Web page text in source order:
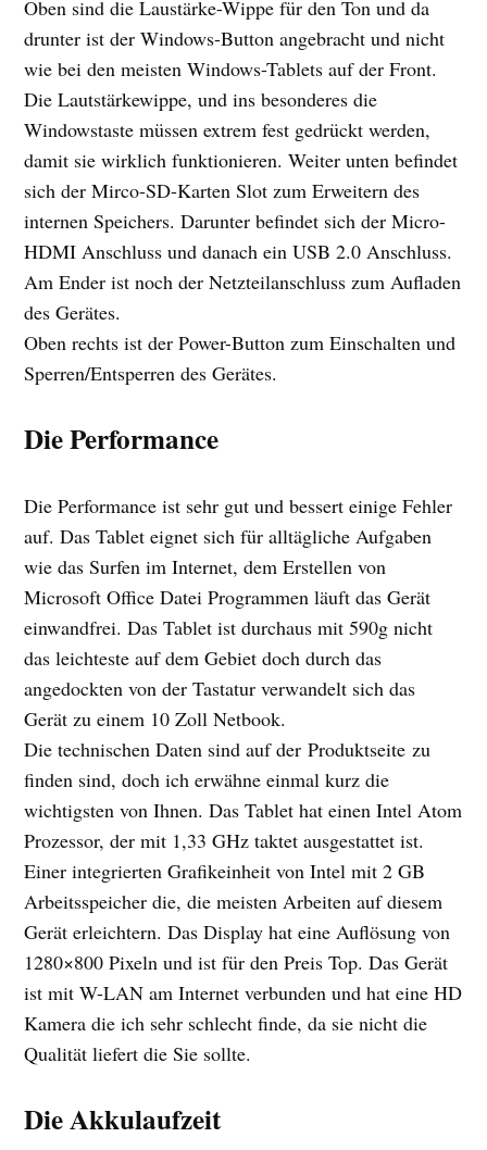
Oben sind die Laustärke-Wippe für den Ton und da
drunter ist der Windows-Button angebracht und nicht
wie bei den meisten Windows-Tablets auf der Front.
Die Lautstärkewippe, und ins besonderes die
Windowstaste müssen extrem fest gedrückt werden,
damit sie wirklich funktionieren. Weiter unten befindet
sich der Mirco-SD-Karten Slot zum Erweitern des
internen Speichers. Darunter befindet sich der Micro-
HDMI Anschluss und danach ein USB 2.0 Anschluss.
Am Ender ist noch der Netzteilanschluss zum Aufladen
des Gerätes.
Oben rechts ist der Power-Button zum Einschalten und
Sperren/Entsperren des Gerätes.
Die Performance
Die Performance ist sehr gut und bessert einige Fehler
auf. Das Tablet eignet sich für alltägliche Aufgaben
wie das Surfen im Internet, dem Erstellen von
Microsoft Office Datei Programmen läuft das Gerät
einwandfrei. Das Tablet ist durchaus mit 590g nicht
das leichteste auf dem Gebiet doch durch das
angedockten von der Tastatur verwandelt sich das
Gerät zu einem 10 Zoll Netbook.
Die technischen Daten sind auf der Produktseite zu
finden sind, doch ich erwähne einmal kurz die
wichtigsten von Ihnen. Das Tablet hat einen Intel Atom
Prozessor, der mit 1,33 GHz taktet ausgestattet ist.
Einer integrierten Grafikeinheit von Intel mit 2 GB
Arbeitsspeicher die, die meisten Arbeiten auf diesem
Gerät erleichtern. Das Display hat eine Auflösung von
1280×800 Pixeln und ist für den Preis Top. Das Gerät
ist mit W-LAN am Internet verbunden und hat eine HD
Kamera die ich sehr schlecht finde, da sie nicht die
Qualität liefert die Sie sollte.
Die Akkulaufzeit